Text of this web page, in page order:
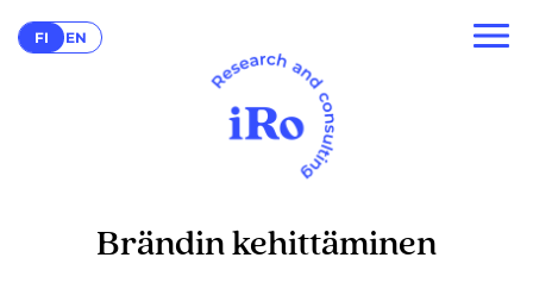
FI EN
Brändin kehittäminen